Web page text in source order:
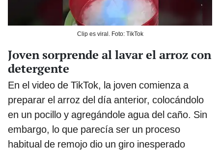
Clip es viral. Foto: TikTok
Joven sorprende al lavar el arroz con
detergente
En el video de TikTok, la joven comienza a
preparar el arroz del día anterior, colocándolo
en un pocillo y agregándole agua del caño. Sin
embargo, lo que parecía ser un proceso
habitual de remojo dio un giro inesperado